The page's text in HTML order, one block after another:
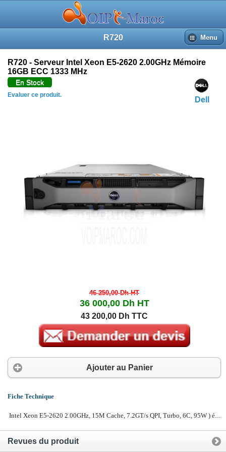
R720 Menu
Dell
R720 - Serveur Intel Xeon E5-2620 2.00GHz Mémoire
16GB ECC 1333 MHz
En Stock
Evaluer ce produit.
46 250,00 DhHT
36 000,00 Dh HT
43 200,00 Dh TTC
Ajouter au Panier
Fiche Technique
Revues du produit